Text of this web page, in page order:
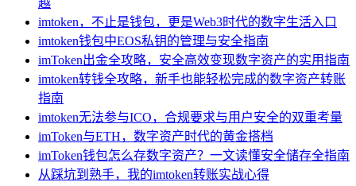
越
imtoken，不止是钱包，更是Web3时代的数字生活入口
imtoken钱包中EOS私钥的管理与安全指南
imToken出金全攻略，安全高效变现数字资产的实用指南
imtoken转钱全攻略，新手也能轻松完成的数字资产转账
指南
imtoken无法参与ICO，合规要求与用户安全的双重考量
imToken与ETH，数字资产时代的黄金搭档
imToken钱包怎么存数字资产？一文读懂安全储存全指南
从踩坑到熟手，我的imtoken转账实战心得